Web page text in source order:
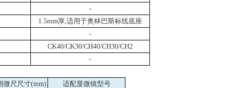
-
1.5mm厚,适用于奥林巴斯标线底座
-
CK40/CK30/CH40/CH30/CH2
-
微尺尺寸(mm)
适配显微镜型号